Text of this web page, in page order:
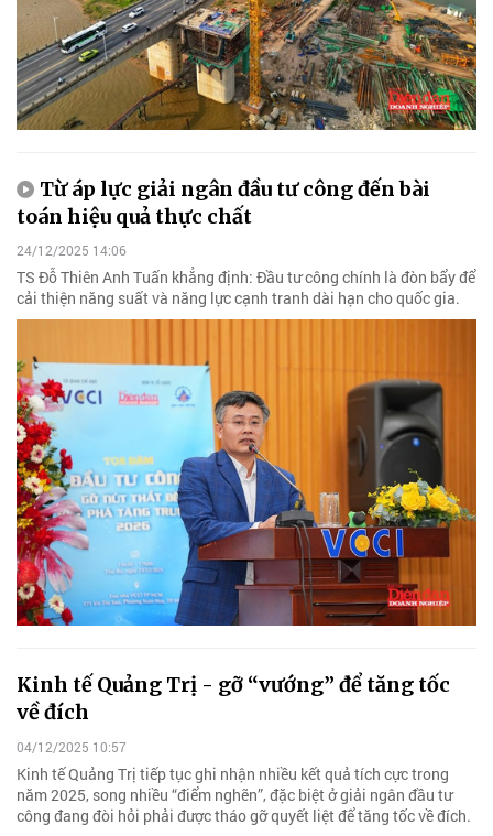
Từ áp lực giải ngân đầu tư công đến bài
toán hiệu quả thực chất
24/12/2025 14:06
TS Đỗ Thiên Anh Tuấn khẳng định: Đầu tư công chính là đòn bẩy để
cải thiện năng suất và năng lực cạnh tranh dài hạn cho quốc gia.
Kinh tế Quảng Trị - gỡ “vướng” để tăng tốc
về đích
04/12/2025 10:57
Kinh tế Quảng Trị tiếp tục ghi nhận nhiều kết quả tích cực trong
năm 2025, song nhiều “điểm nghẽn”, đặc biệt ở giải ngân đầu tư
công đang đòi hỏi phải được tháo gỡ quyết liệt để tăng tốc về đích.